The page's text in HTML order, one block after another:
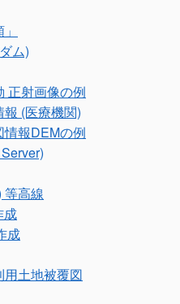
ム)
正射画像の例
(医療機関)
報DEMの例
等高線
成
成
土地被覆図